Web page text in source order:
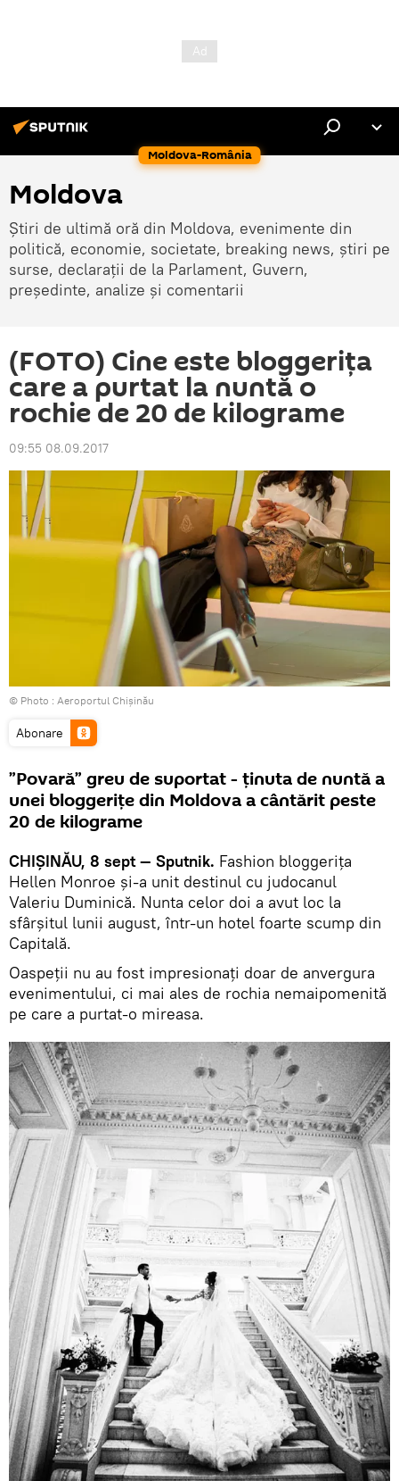
Moldova-România
Moldova
Știri de ultimă oră din Moldova, evenimente din
politică, economie, societate, breaking news, știri pe
surse, declarații de la Parlament, Guvern,
președinte, analize și comentarii
(FOTO) Cine este bloggerița
care a purtat la nuntă o
rochie de 20 de kilograme
09:55 08.09.2017
© Photo : Aeroportul Chișinău
Abonare
”Povară” greu de suportat - ținuta de nuntă a
unei bloggerițe din Moldova a cântărit peste
20 de kilograme
CHIȘINĂU, 8 sept — Sputnik. Fashion bloggerița
Hellen Monroe și-a unit destinul cu judocanul
Valeriu Duminică. Nunta celor doi a avut loc la
sfârșitul lunii august, într-un hotel foarte scump din
Capitală.
Oaspeții nu au fost impresionați doar de anvergura
evenimentului, ci mai ales de rochia nemaipomenită
pe care a purtat-o mireasa.